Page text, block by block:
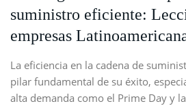
suministro eficiente:
empresas
La eficiencia en la cadena de
pilar fundamental de su éxito,
alta demanda como el Prime Day y